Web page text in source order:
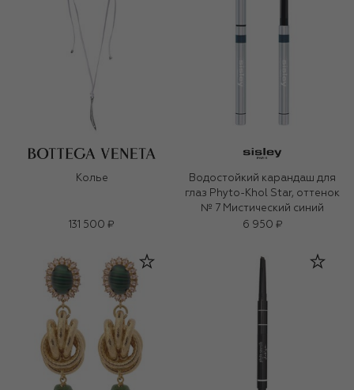
Колье
131 500 ₽
Водостойкий карандаш для
глаз Phyto-Khol Star, оттенок
№ 7 Мистический синий
6 950 ₽